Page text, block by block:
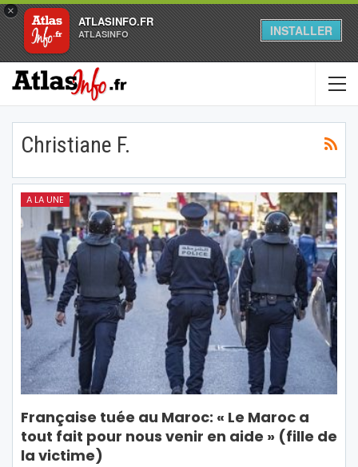
×
ATLASINFO.FR
ATLASINFO INSTALLER
Christiane F.
A LA UNE
Française tuée au Maroc: « Le Maroc a
tout fait pour nous venir en aide » (fille de
la victime)